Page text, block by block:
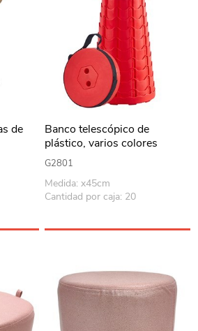
de
Banco telescópico de
plástico, varios colores
G2801
Medida: x45cm
Cantidad por caja: 20